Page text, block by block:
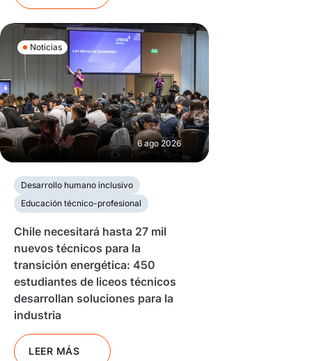
Noticias
6 ago 2026
Desarrollo humano inclusivo
Educación técnico-profesional
Chile necesitará hasta 27 mil
nuevos técnicos para la
transición energética: 450
estudiantes de liceos técnicos
desarrollan soluciones para la
industria
LEER MÁS